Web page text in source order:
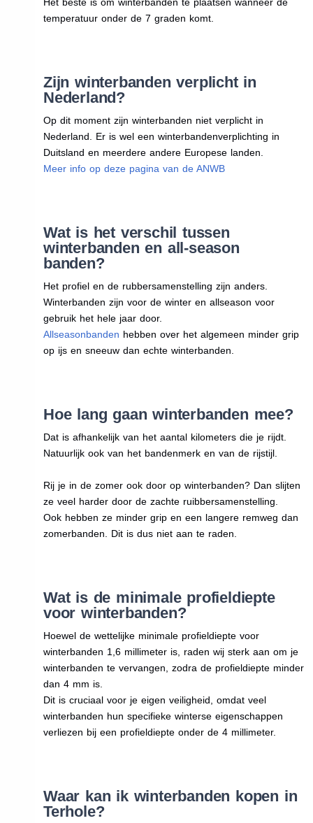
temperatuur onder de 7 graden komt.
Zijn winterbanden verplicht in
Nederland?
Op dit moment zijn winterbanden niet verplicht in
Nederland. Er is wel een winterbandenverplichting in
Duitsland en meerdere andere Europese landen.
Meer info op deze pagina van de ANWB
Wat is het verschil tussen
winterbanden en all-season
banden?
Het profiel en de rubbersamenstelling zijn anders.
Winterbanden zijn voor de winter en allseason voor
gebruik het hele jaar door.
Allseasonbanden hebben over het algemeen minder grip
op ijs en sneeuw dan echte winterbanden.
Hoe lang gaan winterbanden mee?
Dat is afhankelijk van het aantal kilometers die je rijdt.
Natuurlijk ook van het bandenmerk en van de rijstijl.
Rij je in de zomer ook door op winterbanden? Dan slijten
ze veel harder door de zachte ruibbersamenstelling.
Ook hebben ze minder grip en een langere remweg dan
zomerbanden. Dit is dus niet aan te raden.
Wat is de minimale profieldiepte
voor winterbanden?
Hoewel de wettelijke minimale profieldiepte voor
winterbanden 1,6 millimeter is, raden wij sterk aan om je
winterbanden te vervangen, zodra de profieldiepte minder
dan 4 mm is.
Dit is cruciaal voor je eigen veiligheid, omdat veel
winterbanden hun specifieke winterse eigenschappen
verliezen bij een profieldiepte onder de 4 millimeter.
Waar kan ik winterbanden kopen in
Terhole?